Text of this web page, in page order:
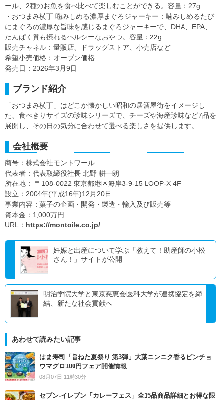
ール、2種のお魚を食べ比べて楽しむことができる。容量：27g
・おつまみ横丁 噛みしめる濃厚まぐろジャーキー：噛みしめるたび
にまぐろの濃厚な旨味を感じるまぐろジャーキーで、DHA、EPA、
たんぱく質も摂れるヘルシーなおやつ。容量：22g
販売チャネル：量販店、ドラッグストア、小売店など
希望小売価格：オープン価格
発売日：2026年3月9日
ブランド紹介
「おつまみ横丁」はどこか懐かしい昭和の居酒屋街をイメージし
た、食べきりサイズの珍味シリーズで、チーズや海産珍味など7品を
展開し、その日の気分に合わせて選べる楽しさを提供します。
会社概要
商号：株式会社モントワール
代表者：代表取締役社長 北野 耕一朗
所在地： 〒108-0022 東京都港区海岸3-9-15 LOOP-X 4F
設立：2004年(平成16年)12月20日
事業内容：菓子の企画・開発・製造・輸入及び販売等
資本金：1,000万円
URL： https://montoile.co.jp/
妊娠と出産について学ぶ「教えて！助産師の小松
さん！」サイトが公開
明治学院大学と東京慈恵会医科大学が連携協定を締
結、新たな社会貢献へ
あわせて読みたい記事
はま寿司「旨ねた夏祭り 第3弾」大葉ニンニク香るビンチョ
ウマグロ100円フェア開催情報
08月07日 11時30分
セブン‐イレブン「カレーフェス」全15品商品詳細とお得な限